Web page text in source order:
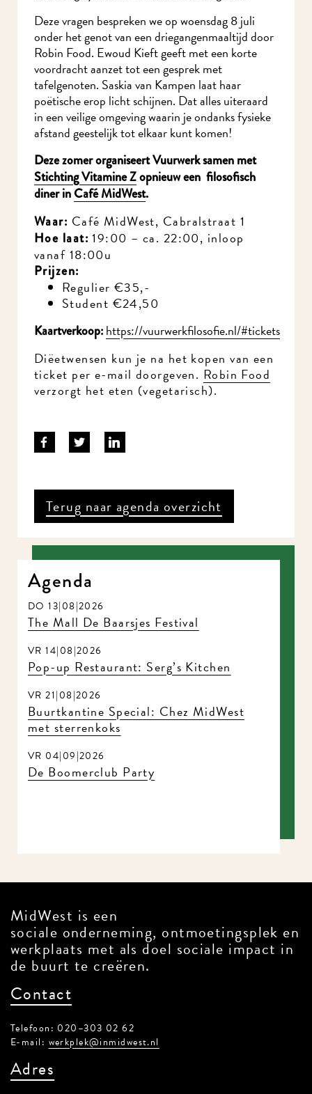
Deze vragen bespreken we op woensdag 8 juli
onder het genot van een driegangenmaaltijd door
Robin Food. Ewoud Kieft geeft met een korte
voordracht aanzet tot een gesprek met
tafelgenoten. Saskia van Kampen laat haar
poëtische erop licht schijnen. Dat alles uiteraard
in een veilige omgeving waarin je ondanks fysieke
afstand geestelijk tot elkaar kunt komen!
Deze zomer organiseert Vuurwerk samen met
Stichting Vitamine Zopnieuw een filosofisch
diner inCafé MidWest.
Waar: Café MidWest, Cabralstraat 1
Hoe laat:19:00 – ca. 22:00, inloop
vanaf 18:00u
Prijzen:
Regulier €35,-
Student €24,50
Kaartverkoop:https://vuurwerkfilosofie.nl/#tickets
Diëetwensen kun je na het kopen van een
ticket per e-mail doorgeven. Robin Food
verzorgt het eten (vegetarisch).
Terug naar agenda overzicht
Agenda
DO 13|08|2026
The Mall De Baarsjes Festival
VR 14|08|2026
Pop-up Restaurant: Serg’s Kitchen
VR 21|08|2026
Buurtkantine Special: Chez MidWest
met sterrenkoks
VR 04|09|2026
De Boomerclub Party
MidWest is een
sociale onderneming, ontmoetingsplek
en werkplaats met als doel sociale
impact in de buurt te creëren.
Contact
Telefoon: 020–303 02 62
E-mail: werkplek@inmidwest.nl
Adres
Ik wil MidWest-
nieuws!
MidWest.